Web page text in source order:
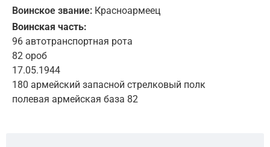
Воинское звание: Красноармеец
Воинская часть:
96 автотранспортная рота
82 ороб
17.05.1944
180 армейский запасной стрелковый полк
полевая армейская база 82